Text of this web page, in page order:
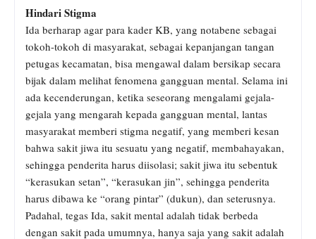
Hindari Stigma
Ida berharap agar para kader KB, yang notabene sebagai
tokoh-tokoh di masyarakat, sebagai kepanjangan tangan
petugas kecamatan, bisa mengawal dalam bersikap secara
bijak dalam melihat fenomena gangguan mental. Selama ini
ada kecenderungan, ketika seseorang mengalami gejala-
gejala yang mengarah kepada gangguan mental, lantas
masyarakat memberi stigma negatif, yang memberi kesan
bahwa sakit jiwa itu sesuatu yang negatif, membahayakan,
sehingga penderita harus diisolasi; sakit jiwa itu sebentuk
“kerasukan setan”, “kerasukan jin”, sehingga penderita
harus dibawa ke “orang pintar” (dukun), dan seterusnya.
Padahal, tegas Ida, sakit mental adalah tidak berbeda
dengan sakit pada umumnya, hanya saja yang sakit adalah